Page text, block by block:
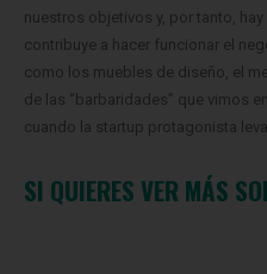
nuestros objetivos y, por tanto,
contribuye a hacer funcionar el
como los muebles de diseño, el
de las “barbaridades” que vimos
cuando la startup protagonista
SI QUIERES VER MÁS